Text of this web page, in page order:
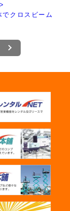
でクロスビーム